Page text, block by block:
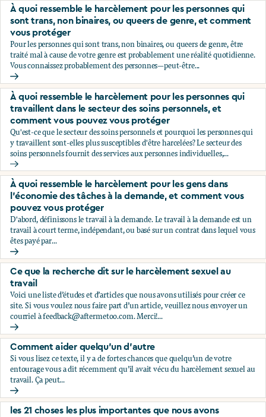
À quoi ressemble le harcèlement pour les personnes qui
sont trans, non binaires, ou queers de genre, et comment
vous protéger
Pour les personnes qui sont trans, non binaires, ou queers de genre, être
traité mal à cause de votre genre est probablement une réalité quotidienne.
Vous connaissez probablement des personnes—peut-être...
À quoi ressemble le harcèlement pour les personnes qui
À quoi ressemble le harcèlement pour les personnes qui
travaillent dans le secteur des soins personnels, et
comment vous pouvez vous protéger
Qu'est-ce que le secteur des soins personnels et pourquoi les personnes qui
y travaillent sont-elles plus susceptibles d'être harcelées? Le secteur des
soins personnels fournit des services aux personnes individuelles,...
À quoi ressemble le harcèlement pour les personnes qui
À quoi ressemble le harcèlement pour les gens dans
l'économie des tâches à la demande, et comment vous
pouvez vous protéger
D'abord, définissons le travail à la demande. Le travail à la demande est un
travail à court terme, indépendant, ou basé sur un contrat dans lequel vous
êtes payé par...
À quoi ressemble le harcèlement pour les gens dans
Ce que la recherche dit sur le harcèlement sexuel au
travail
Voici une liste d’études et d’articles que nous avons utilisés pour créer ce
site. Si vous voulez nous faire part d’un article, veuillez nous envoyer un
courriel àfeedback@aftermetoo.com. Merci!...
Ce que la recherche dit sur le harcèlement sexuel au travail
Comment aider quelqu’un d’autre
Si vous lisez ce texte, il y a de fortes chances que quelqu’un de votre
entourage vous a dit récemment qu’il avait vécu du harcèlement sexuel au
travail. Ça peut...
Comment aider quelqu’un d’autre
les 21 choses les plus importantes que nous avons